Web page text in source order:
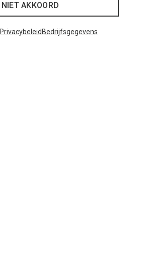
NIET AKKOORD
Privacybeleid Bedrijfsgegevens